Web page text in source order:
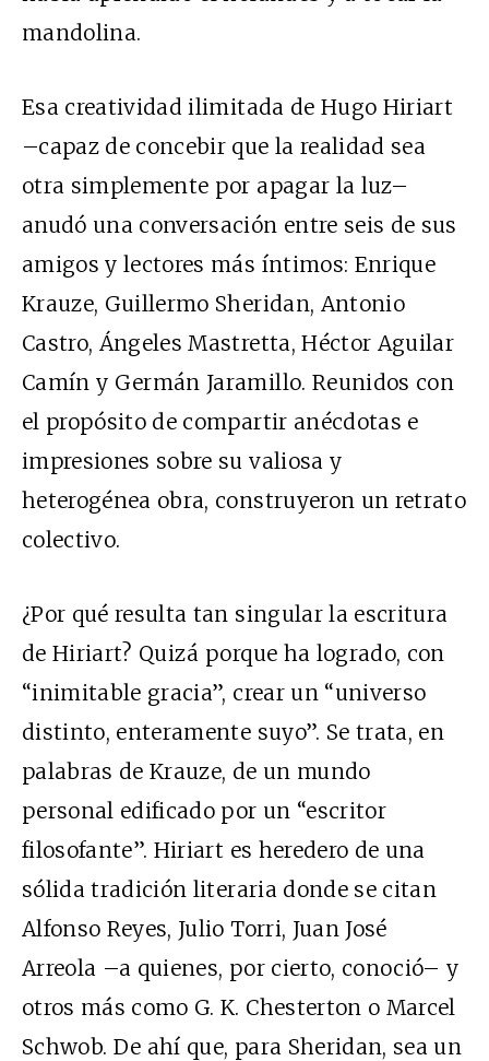
mandolina.
Esa creatividad ilimitada de Hugo Hiriart
–capaz de concebir que la realidad sea
otra simplemente por apagar la luz–
anudó una conversación entre seis de sus
amigos y lectores más íntimos: Enrique
Krauze, Guillermo Sheridan, Antonio
Castro, Ángeles Mastretta, Héctor Aguilar
Camín y Germán Jaramillo. Reunidos con
el propósito de compartir anécdotas e
impresiones sobre su valiosa y
heterogénea obra, construyeron un retrato
colectivo.
¿Por qué resulta tan singular la escritura
de Hiriart? Quizá porque ha logrado, con
“inimitable gracia”, crear un “universo
distinto, enteramente suyo”. Se trata, en
palabras de Krauze, de un mundo
personal edificado por un “escritor
filosofante”. Hiriart es heredero de una
sólida tradición literaria donde se citan
Alfonso Reyes, Julio Torri, Juan José
Arreola –a quienes, por cierto, conoció– y
otros más como G. K. Chesterton o Marcel
Schwob. De ahí que, para Sheridan, sea un